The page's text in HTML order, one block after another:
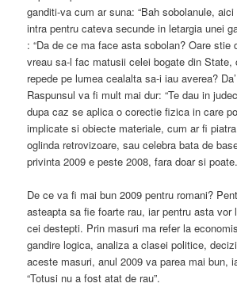
ganditi-va cum ar suna: “Bah sobolanule,
intra pentru cateva secunde in letargia unei
: “Da de ce ma face asta sobolan? Oare stie
vreau sa-l fac matusii celei bogate din
repede pe lumea cealalta sa-i iau averea?
Raspunsul va fi mult mai dur: “Te dau in
dupa caz se aplica o corectie fizica in care
implicate si obiecte materiale, cum ar fi
oglinda retrovizoare, sau celebra bata de
privinta 2009 e peste 2008, fara doar si poate.
De ce va fi mai bun 2009 pentru romani?
asteapta sa fie foarte rau, iar pentru asta vor
cei destepti. Prin masuri ma refer la
gandire logica, analiza a clasei politice,
aceste masuri, anul 2009 va parea mai bun,
“Totusi nu a fost atat de rau”.